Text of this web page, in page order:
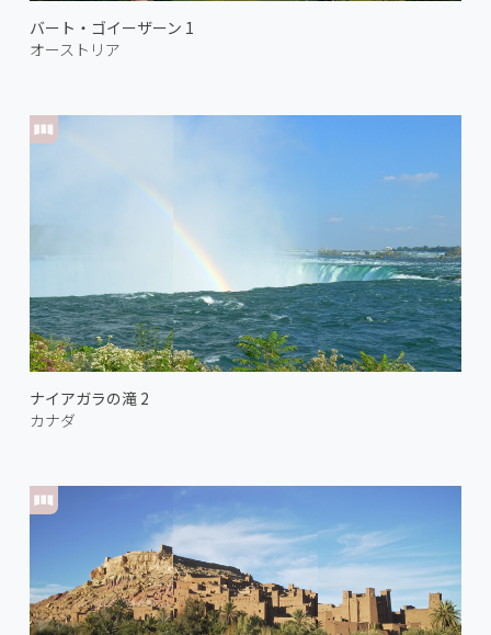
バート・ゴイーザーン 1
オーストリア
ナイアガラの滝 2
カナダ